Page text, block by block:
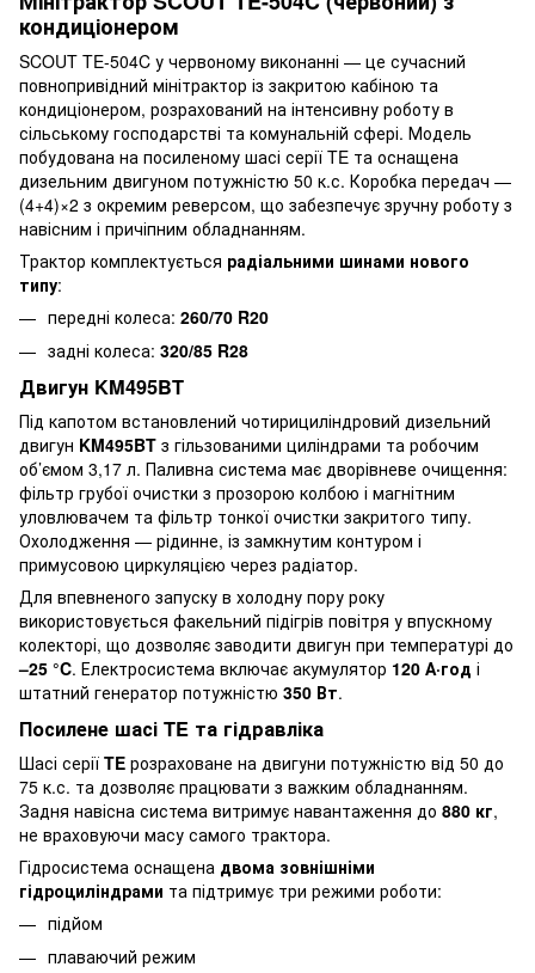
кондиціонером
SCOUT TE-504C у червоному виконанні — це сучасний
повнопривідний мінітрактор із закритою кабіною та
кондиціонером, розрахований на інтенсивну роботу в
сільському господарстві та комунальній сфері. Модель
побудована на посиленому шасі серії TE та оснащена
дизельним двигуном потужністю 50 к.с. Коробка передач —
(4+4)×2 з окремим реверсом, що забезпечує зручну роботу з
навісним і причіпним обладнанням.
Трактор комплектується радіальними шинами нового
типу:
передні колеса: 260/70 R20
задні колеса: 320/85 R28
Двигун KM495BT
Під капотом встановлений чотирициліндровий дизельний
двигун KM495BT з гільзованими циліндрами та робочим
об’ємом 3,17 л. Паливна система має дворівневе очищення:
фільтр грубої очистки з прозорою колбою і магнітним
уловлювачем та фільтр тонкої очистки закритого типу.
Охолодження — рідинне, із замкнутим контуром і
примусовою циркуляцією через радіатор.
Для впевненого запуску в холодну пору року
використовується факельний підігрів повітря у впускному
колекторі, що дозволяє заводити двигун при температурі до
–25 °C. Електросистема включає акумулятор 120 А·год і
штатний генератор потужністю 350 Вт.
Посилене шасі TE та гідравліка
Шасі серії TE розраховане на двигуни потужністю від 50 до
75 к.с. та дозволяє працювати з важким обладнанням.
Задня навісна система витримує навантаження до 880 кг,
не враховуючи масу самого трактора.
Гідросистема оснащена двома зовнішніми
гідроциліндрами та підтримує три режими роботи:
підйом
плаваючий режим